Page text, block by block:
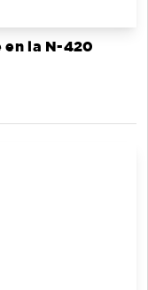
la N-420